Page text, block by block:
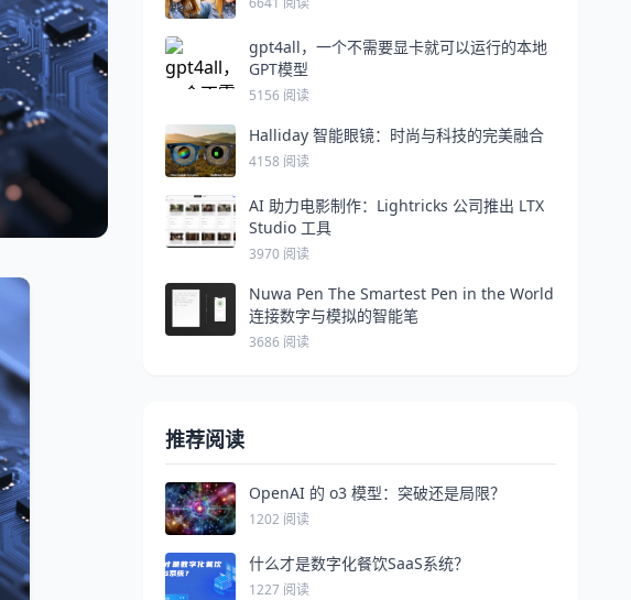
gpt4all，一个不需要显卡就可以运行的本地
GPT模型
5156 阅读
Halliday 智能眼镜：时尚与科技的完美融合
4158 阅读
AI 助力电影制作：Lightricks 公司推出 LTX
Studio 工具
3970 阅读
Nuwa Pen The Smartest Pen in the World
连接数字与模拟的智能笔
3686 阅读
推荐阅读
OpenAI 的 o3 模型：突破还是局限？
1202 阅读
什么才是数字化餐饮SaaS系统？
1227 阅读